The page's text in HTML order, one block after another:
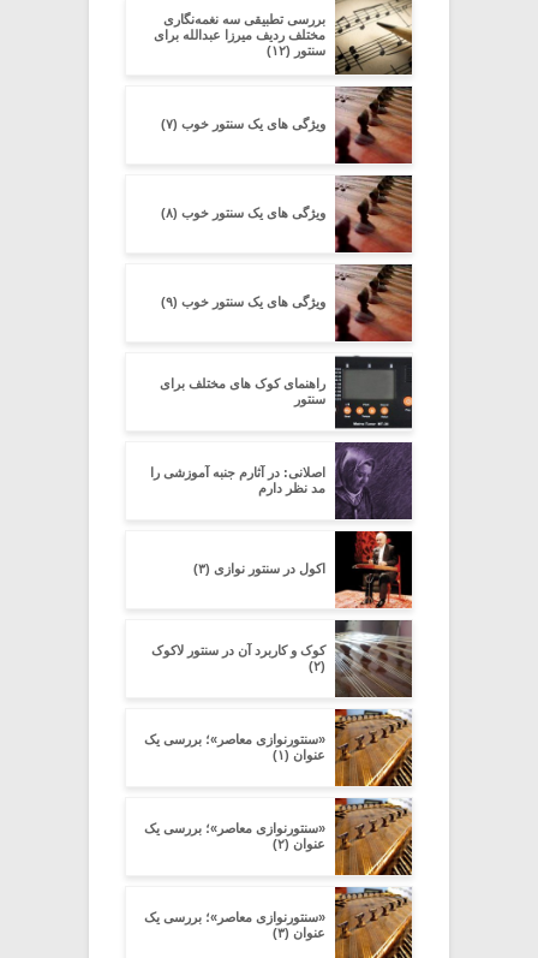
بررسی تطبیقی سه نغمه‌نگاری
مختلف ردیف میرزا عبدالله برای
سنتور (۱۲)
ویژگی های یک سنتور خوب (۷)
ویژگی های یک سنتور خوب (۸)
ویژگی های یک سنتور خوب (۹)
راهنمای کوک های مختلف برای
سنتور
اصلانی: در آثارم جنبه آموزشی را
مد نظر دارم
اکول در سنتور نوازی (۳)
کوک و کاربرد آن در سنتور لاکوک
(۲)
«سنتورنوازی معاصر»؛ بررسی یک
عنوان (۱)
«سنتورنوازی معاصر»؛ بررسی یک
عنوان (۲)
«سنتورنوازی معاصر»؛ بررسی یک
عنوان (۳)